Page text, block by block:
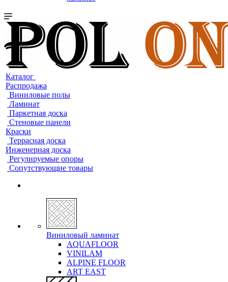
Каталог
Распродажа
Виниловые полы
Ламинат
Паркетная доска
Стеновые панели
Краски
Террасная доска
Инженерная доска
Регулируемые опоры
Сопутствующие товары
Виниловый ламинат
AQUAFLOOR
VINILAM
ALPINE FLOOR
ART EAST